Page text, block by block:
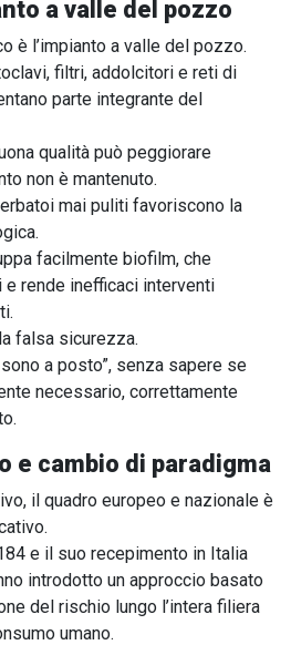
a valle del pozzo
è l’impianto a valle del pozzo.
filtri, addolcitori e reti di
parte integrante del
qualità può peggiorare
non è mantenuto.
mai puliti favoriscono la
facilmente biofilm, che
rende inefficaci interventi
falsa sicurezza.
a posto”, senza sapere se
necessario, correttamente
e cambio di paradigma
il quadro europeo e nazionale è
e il suo recepimento in Italia
introdotto un approccio basato
del rischio lungo l’intera filiera
umano.